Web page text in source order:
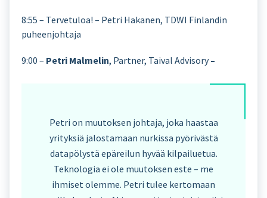
8:55 – Tervetuloa! – Petri Hakanen, TDWI Finlandin
puheenjohtaja
9:00 – Petri Malmelin, Partner, Taival Advisory–
Petri on muutoksen johtaja, joka haastaa
yrityksiä jalostamaan nurkissa pyörivästä
datapölystä epäreilun hyvää kilpailuetua.
Teknologia ei ole muutoksen este – me
ihmiset olemme. Petri tulee kertomaan